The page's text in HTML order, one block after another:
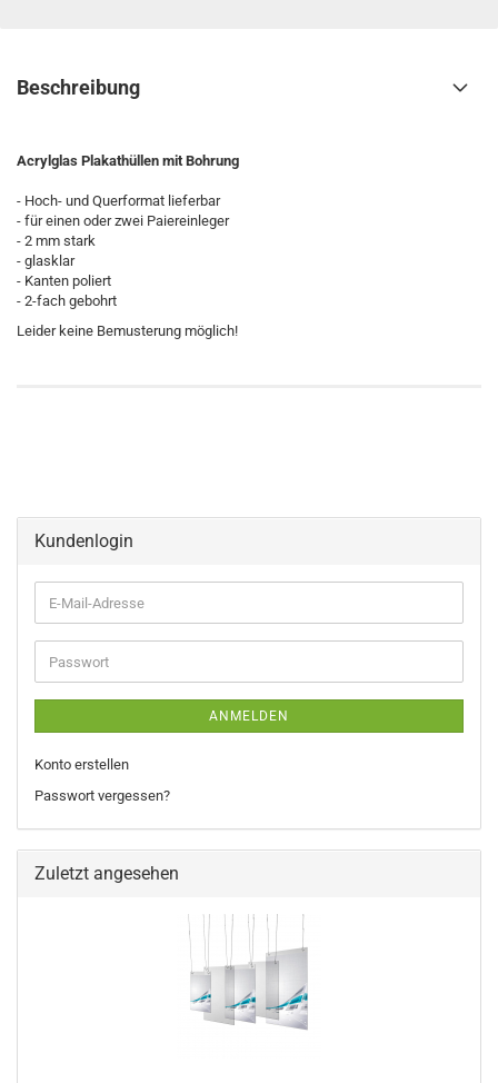
Beschreibung
Acrylglas Plakathüllen mit Bohrung
- Hoch- und Querformat lieferbar
- für einen oder zwei Paiereinleger
- 2 mm stark
- glasklar
- Kanten poliert
- 2-fach gebohrt
Leider keine Bemusterung möglich!
Kundenlogin
E-
Mail-
Adresse
Passwort
ANMELDEN
Konto erstellen
Passwort vergessen?
Zuletzt angesehen